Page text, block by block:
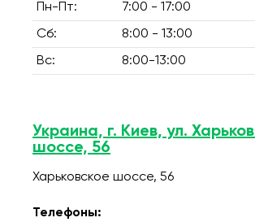
Пн-Пт:
7:00 - 17:00
Сб: 8:00 - 13:00
Вс: 8:00-13:00
Украина, г. Киев, ул.
шоссе, 56
Харьковское шоссе, 56
Телефоны: